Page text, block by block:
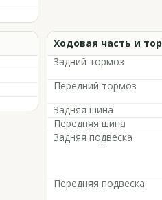
Ходовая часть и
Задний тормоз
Передний тормоз
Задняя шина
Передняя шина
Задняя подвеска
Передняя подвеска